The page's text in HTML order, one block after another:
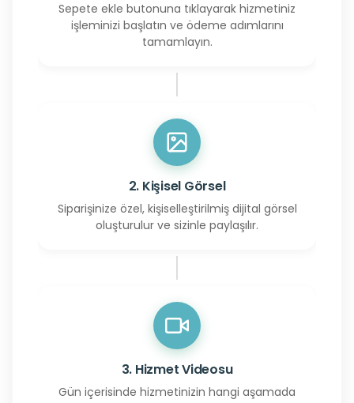
Sepete ekle butonuna tıklayarak hizmetiniz
işleminizi başlatın ve ödeme adımlarını
tamamlayın.
2. Kişisel Görsel
Siparişinize özel, kişiselleştirilmiş dijital görsel
oluşturulur ve sizinle paylaşılır.
3. Hizmet Videosu
Gün içerisinde hizmetinizin hangi aşamada